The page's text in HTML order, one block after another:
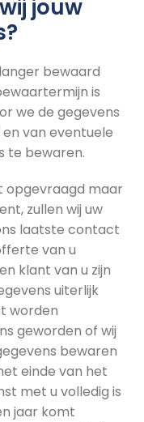
jouw
bewaard
is
we de gegevens
van eventuele
te bewaren.
opgevraagd maar
zullen wij uw
laatste contact
van u
klant van u zijn
uiterlijk
worden
geworden of wij
bewaren
einde van het
met u volledig is
jaar komt